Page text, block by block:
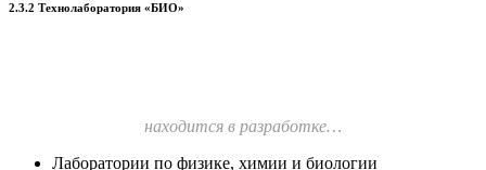
2.3.2 Технолаборатория «БИО»
находится в разработке…
Лаборатории по физике, химии и биологии